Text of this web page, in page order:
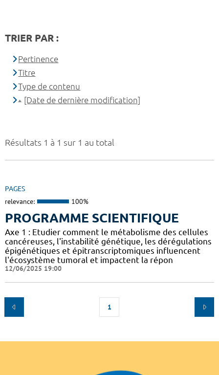
Résultats 1 à 1 sur 1 au total
PAGES
relevance: 100%
PROGRAMME SCIENTIFIQUE
Axe 1 : Etudier comment le métabolisme des cellules
cancéreuses, l'instabilité génétique, les dérégulations
épigénétiques et épitranscriptomiques influencent
l'écosystème tumoral et impactent la répon
12/06/2025 19:00
1
TRIER PAR :
Pertinence
Titre
Type de contenu
[Date de dernière modification]